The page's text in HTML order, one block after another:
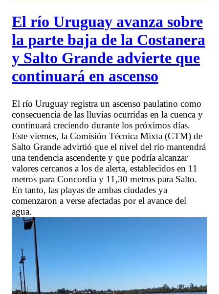
El río Uruguay avanza sobre
la parte baja de la Costanera
y Salto Grande advierte que
continuará en ascenso
El río Uruguay registra un ascenso paulatino como
consecuencia de las lluvias ocurridas en la cuenca y
continuará creciendo durante los próximos días.
Este viernes, la Comisión Técnica Mixta (CTM) de
Salto Grande advirtió que el nivel del río mantendrá
una tendencia ascendente y que podría alcanzar
valores cercanos a los de alerta, establecidos en 11
metros para Concordia y 11,30 metros para Salto.
En tanto, las playas de ambas ciudades ya
comenzaron a verse afectadas por el avance del
agua.